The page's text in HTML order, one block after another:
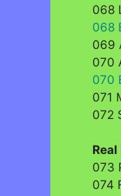
068
068
069
070
070
071
072
073
074